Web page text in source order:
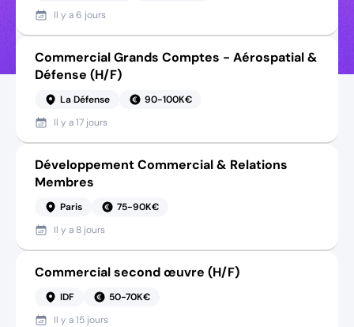
Il y a6 jours
Commercial Grands Comptes - Aérospatial &
Défense (H/F)
La Défense
90-100K€
Il y a17 jours
Développement Commercial & Relations
Membres
Paris
75-90K€
Il y a 8 jours
Commercial second œuvre (H/F)
IDF
50-70K€
Il y a15 jours